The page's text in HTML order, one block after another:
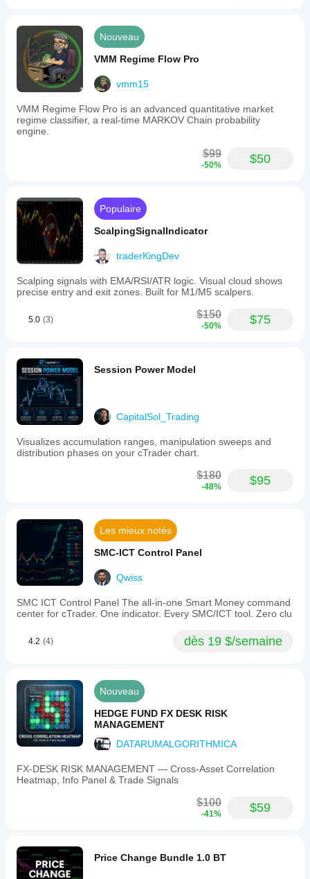
Nouveau
VMM Regime Flow Pro
vmm15
VMM Regime Flow Pro is an advanced quantitative market
regime classifier, a real-time MARKOV Chain probability
engine.
$99
-50% $50
Populaire
ScalpingSignalIndicator
traderKingDev
Scalping signals with EMA/RSI/ATR logic. Visual cloud shows
precise entry and exit zones. Built for M1/M5 scalpers.
5.0 (3) $150
-50% $75
Session Power Model
CapitalSol_Trading
Visualizes accumulation ranges, manipulation sweeps and
distribution phases on your cTrader chart.
$180
-48% $95
Les mieux notés
SMC-ICT Control Panel
Qwiss
SMC ICT Control Panel The all-in-one Smart Money command
center for cTrader. One indicator. Every SMC/ICT tool. Zero clu
4.2 (4) dès 19 $/semaine
Nouveau
HEDGE FUND FX DESK RISK
MANAGEMENT
DATARUMALGORITHMICA
FX‑DESK RISK MANAGEMENT — Cross‑Asset Correlation
Heatmap, Info Panel & Trade Signals
$100
-41% $59
Price Change Bundle 1.0 BT